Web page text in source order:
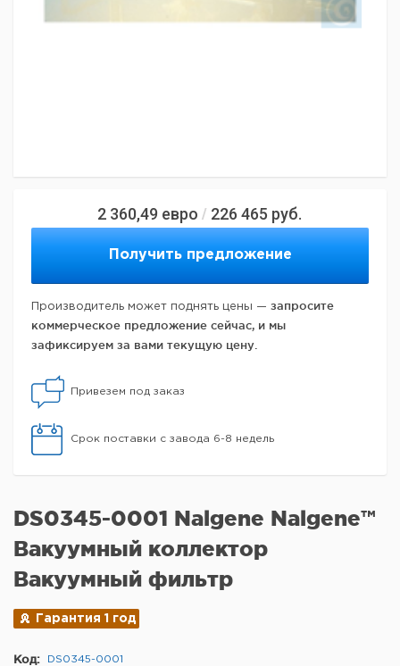
2 360,49 евро / 226 465 руб.
Получить предложение
Производитель может поднять цены — запросите
коммерческое предложение сейчас, и мы
зафиксируем за вами текущую цену.
Привезем под заказ
Срок поставки с завода 6-8 недель
DS0345-0001 Nalgene Nalgene™
Вакуумный коллектор
Вакуумный фильтр
Гарантия 1 год
Код: DS0345-0001